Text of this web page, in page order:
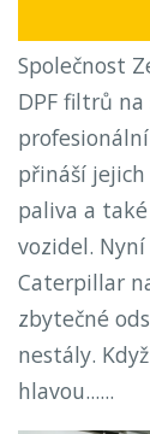
Společnost
DPF filtrů
přináší
paliva a
vozidel.
Caterpillar
zbytečné
nestály.
hlavou......